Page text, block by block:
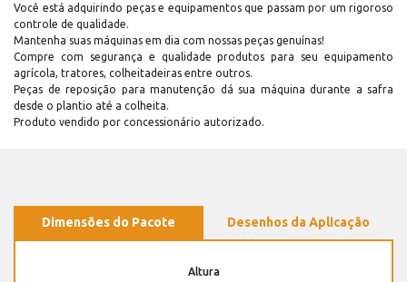
Você está adquirindo peças e equipamentos que passam por um rigoroso
controle de qualidade.
Mantenha suas máquinas em dia com nossas peças genuínas!
Compre com segurança e qualidade produtos para seu equipamento
agrícola, tratores, colheitadeiras entre outros.
Peças de reposição para manutenção dá sua máquina durante a safra
desde o plantio até a colheita.
Produto vendido por concessionário autorizado.
Dimensões do Pacote Desenhos da Aplicação
Altura